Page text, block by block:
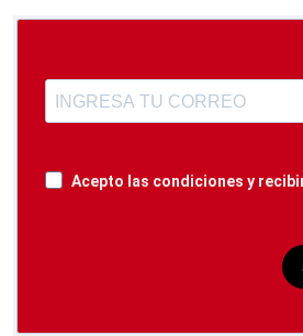
Acepto las condiciones y